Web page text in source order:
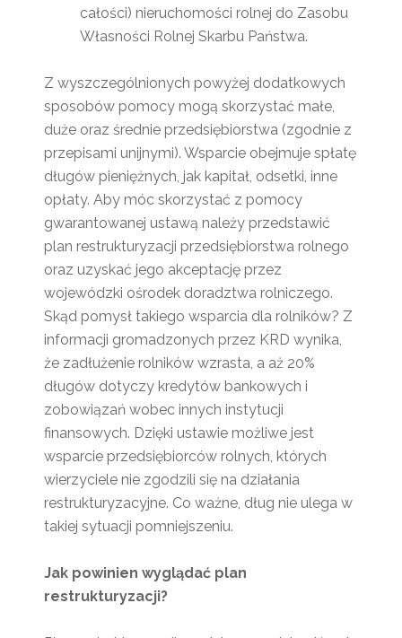
całości) nieruchomości rolnej do Zasobu
Własności Rolnej Skarbu Państwa.
Z wyszczególnionych powyżej dodatkowych
sposobów pomocy mogą skorzystać małe,
duże oraz średnie przedsiębiorstwa (zgodnie z
przepisami unijnymi). Wsparcie obejmuje spłatę
długów pieniężnych, jak kapitał, odsetki, inne
opłaty. Aby móc skorzystać z pomocy
gwarantowanej ustawą należy przedstawić
plan restrukturyzacji przedsiębiorstwa rolnego
oraz uzyskać jego akceptację przez
wojewódzki ośrodek doradztwa rolniczego.
Skąd pomysł takiego wsparcia dla rolników? Z
informacji gromadzonych przez KRD wynika,
że zadłużenie rolników wzrasta, a aż 20%
długów dotyczy kredytów bankowych i
zobowiązań wobec innych instytucji
finansowych. Dzięki ustawie możliwe jest
wsparcie przedsiębiorców rolnych, których
wierzyciele nie zgodzili się na działania
restrukturyzacyjne. Co ważne, dług nie ulega w
takiej sytuacji pomniejszeniu.
Jak powinien wyglądać plan
restrukturyzacji?